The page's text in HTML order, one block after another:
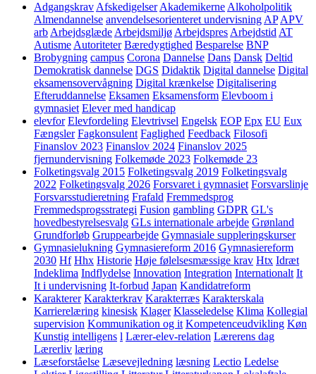
Adgangskrav Afskedigelser Akademikerne Alkoholpolitik
Almendannelse anvendelsesorienteret undervisning AP APV
arb Arbejdsglæde Arbejdsmiljø Arbejdspres Arbejdstid AT
Autisme Autoriteter Bæredygtighed Besparelse BNP
Brobygning campus Corona Dannelse Dans Dansk Deltid
Demokratisk dannelse DGS Didaktik Digital dannelse Digital
eksamensovervågning Digital krænkelse Digitalisering
Efteruddannelse Eksamen Eksamensform Elevboom i
gymnasiet Elever med handicap
elevfor Elevfordeling Elevtrivsel Engelsk EOP Epx EU Eux
Fængsler Fagkonsulent Faglighed Feedback Filosofi
Finanslov 2023 Finanslov 2024 Finanslov 2025
fjernundervisning Folkemøde 2023 Folkemøde 23
Folketingsvalg 2015 Folketingsvalg 2019 Folketingsvalg
2022 Folketingsvalg 2026 Forsvaret i gymnasiet Forsvarslinje
Forsvarsstudieretning Frafald Fremmedsprog
Fremmedsprogsstrategi Fusion gambling GDPR GL's
hovedbestyrelsesvalg GLs internationale arbejde Grønland
Grundforløb Gruppearbejde Gymnasiale suppleringskurser
Gymnasielukning Gymnasiereform 2016 Gymnasiereform
2030 Hf Hhx Historie Høje følelsesmæssige krav Htx Idræt
Indeklima Indflydelse Innovation Integration Internationalt It
It i undervisning It-forbud Japan Kandidatreform
Karakterer Karakterkrav Karakterræs Karakterskala
Karrierelæring kinesisk Klager Klasseledelse Klima Kollegial
supervision Kommunikation og it Kompetenceudvikling Køn
Kunstig intelligens l Lærer-elev-relation Lærerens dag
Lærerliv læring
Læseforståelse Læsevejledning læsning Lectio Ledelse